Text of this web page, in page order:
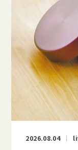
2026.08.04